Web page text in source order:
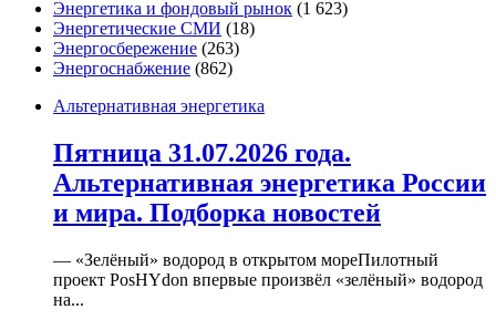
Энергетика и фондовый рынок (1 623)
Энергетические СМИ (18)
Энергосбережение (263)
Энергоснабжение (862)
Альтернативная энергетика
Пятница 31.07.2026 года.
Альтернативная энергетика России
и мира. Подборка новостей
— «Зелёный» водород в открытом мореПилотный
проект PosHYdon впервые произвёл «зелёный» водород
на...